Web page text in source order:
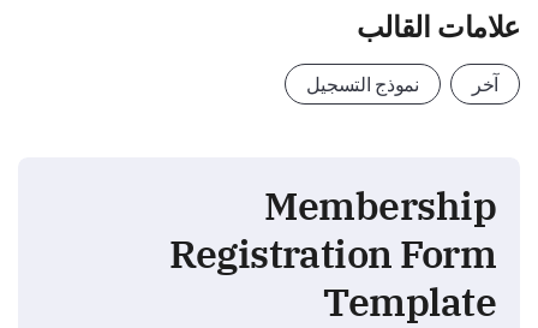
علامات القالب
آخر نموذج التسجيل
Membership
Registration Form
Template